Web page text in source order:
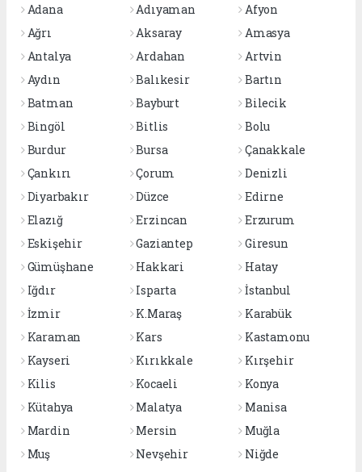
Adana Adıyaman
Afyon
Ağrı
Aksaray
Amasya
Antalya
Ardahan
Artvin
Aydın
Balıkesir
Bartın
Batman
Bayburt
Bilecik
Bingöl
Bitlis
Bolu
Burdur
Bursa
Çanakkale
Çankırı
Çorum
Denizli
Diyarbakır
Düzce
Edirne
Elazığ
Erzincan
Erzurum
Eskişehir
Gaziantep
Giresun
Gümüşhane
Hakkari
Hatay
Iğdır
Isparta
İstanbul
İzmir
K.Maraş
Karabük
Karaman
Kars
Kastamonu
Kayseri
Kırıkkale
Kırşehir
Kilis
Kocaeli
Konya
Kütahya
Malatya
Manisa
Mardin
Mersin
Muğla
Muş
Nevşehir
Niğde